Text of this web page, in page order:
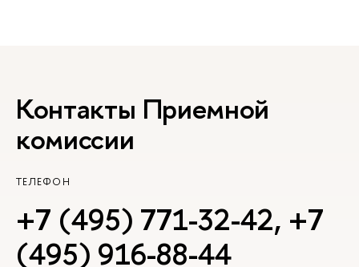
Контакты Приемной
комиссии
ТЕЛЕФОН
+7 (495) 771-32-42, +7
(495) 916-88-44